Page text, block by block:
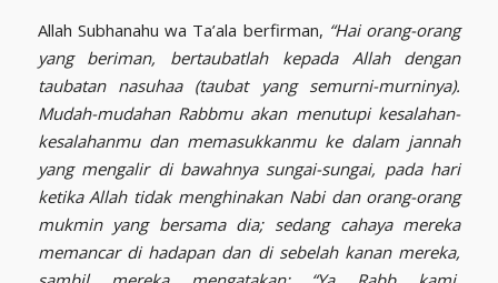
Allah Subhanahu wa Ta’ala berfirman, “Hai orang-orang
yang beriman, bertaubatlah kepada Allah dengan
taubatan nasuhaa (taubat yang semurni-murninya).
Mudah-mudahan Rabbmu akan menutupi kesalahan-
kesalahanmu dan memasukkanmu ke dalam jannah
yang mengalir di bawahnya sungai-sungai, pada hari
ketika Allah tidak menghinakan Nabi dan orang-orang
mukmin yang bersama dia; sedang cahaya mereka
memancar di hadapan dan di sebelah kanan mereka,